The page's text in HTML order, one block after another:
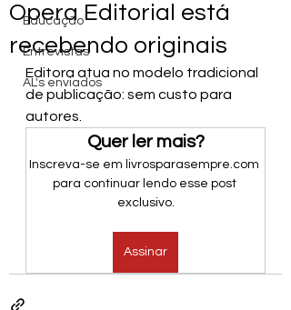
Educação
Entrevistas
AL's enviados
Opera Editorial está
recebendo originais
Editora atua no modelo tradicional
de publicação: sem custo para
autores.
Quer ler mais?
Inscreva-se em livrosparasempre.com
para continuar lendo esse post
exclusivo.
Assinar